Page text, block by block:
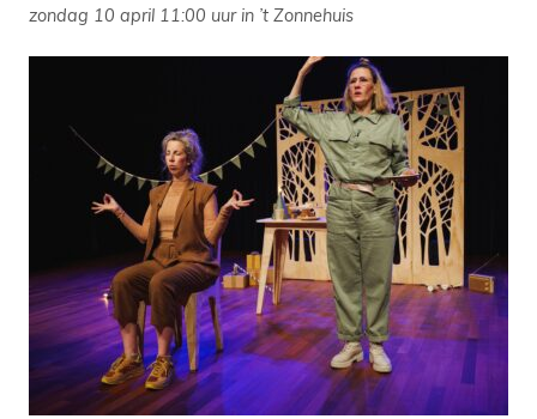
zondag 10 april 11:00 uur in ’t Zonnehuis